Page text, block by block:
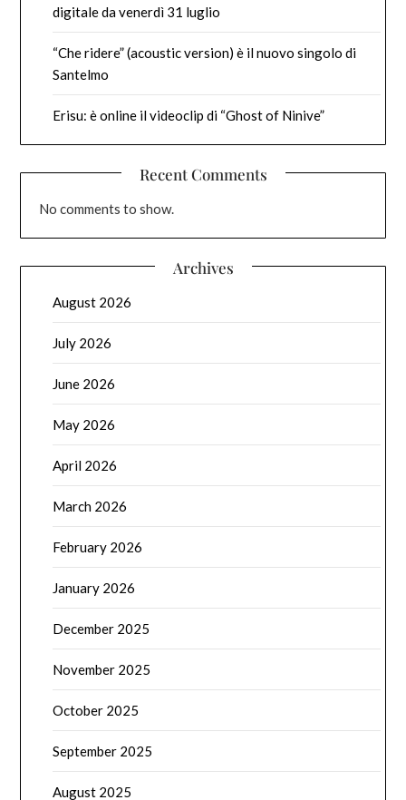
digitale da venerdì 31 luglio
“Che ridere” (acoustic version) è il nuovo singolo di
Santelmo
Erisu: è online il videoclip di “Ghost of Ninive”
Recent Comments
No comments to show.
Archives
August 2026
July 2026
June 2026
May 2026
April 2026
March 2026
February 2026
January 2026
December 2025
November 2025
October 2025
September 2025
August 2025